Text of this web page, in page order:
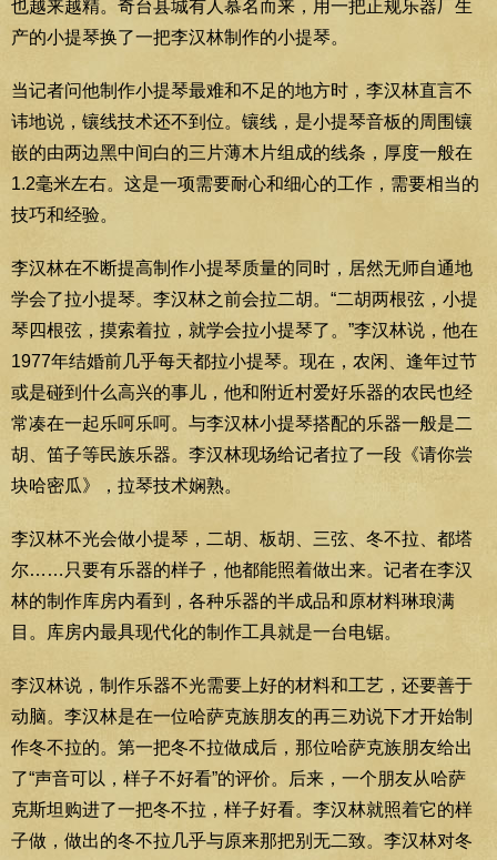
也越来越精。奇台县城有人慕名而来，用一把正规乐器厂生
产的小提琴换了一把李汉林制作的小提琴。
当记者问他制作小提琴最难和不足的地方时，李汉林直言不
讳地说，镶线技术还不到位。镶线，是小提琴音板的周围镶
嵌的由两边黑中间白的三片薄木片组成的线条，厚度一般在
1.2毫米左右。这是一项需要耐心和细心的工作，需要相当的
技巧和经验。
李汉林在不断提高制作小提琴质量的同时，居然无师自通地
学会了拉小提琴。李汉林之前会拉二胡。“二胡两根弦，小提
琴四根弦，摸索着拉，就学会拉小提琴了。”李汉林说，他在
1977年结婚前几乎每天都拉小提琴。现在，农闲、逢年过节
或是碰到什么高兴的事儿，他和附近村爱好乐器的农民也经
常凑在一起乐呵乐呵。与李汉林小提琴搭配的乐器一般是二
胡、笛子等民族乐器。李汉林现场给记者拉了一段《请你尝
块哈密瓜》，拉琴技术娴熟。
李汉林不光会做小提琴，二胡、板胡、三弦、冬不拉、都塔
尔……只要有乐器的样子，他都能照着做出来。记者在李汉
林的制作库房内看到，各种乐器的半成品和原材料琳琅满
目。库房内最具现代化的制作工具就是一台电锯。
李汉林说，制作乐器不光需要上好的材料和工艺，还要善于
动脑。李汉林是在一位哈萨克族朋友的再三劝说下才开始制
作冬不拉的。第一把冬不拉做成后，那位哈萨克族朋友给出
了“声音可以，样子不好看”的评价。后来，一个朋友从哈萨
克斯坦购进了一把冬不拉，样子好看。李汉林就照着它的样
子做，做出的冬不拉几乎与原来那把别无二致。李汉林对冬